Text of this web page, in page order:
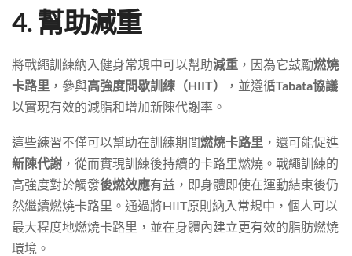
4. 幫助減重
將戰繩訓練納入健身常規中可以幫助減重 ，因為它鼓勵燃燒
卡路里 ，參與高強度間歇訓練（HIIT） ，並遵循Tabata協議
以實現有效的減脂和增加新陳代謝率。
這些練習不僅可以幫助在訓練期間燃燒卡路里 ，還可能促進
新陳代謝 ，從而實現訓練後持續的卡路里燃燒。戰繩訓練的
高強度對於觸發後燃效應有益，即身體即使在運動結束後仍
然繼續燃燒卡路里。通過將HIIT原則納入常規中，個人可以
最大程度地燃燒卡路里，並在身體內建立更有效的脂肪燃燒
環境。